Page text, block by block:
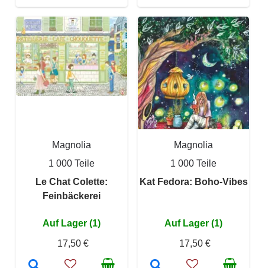
Magnolia
1 000 Teile
Le Chat Colette:
Feinbäckerei
Auf Lager (1)
17,50 €
Magnolia
1 000 Teile
Kat Fedora: Boho-Vibes
Auf Lager (1)
17,50 €